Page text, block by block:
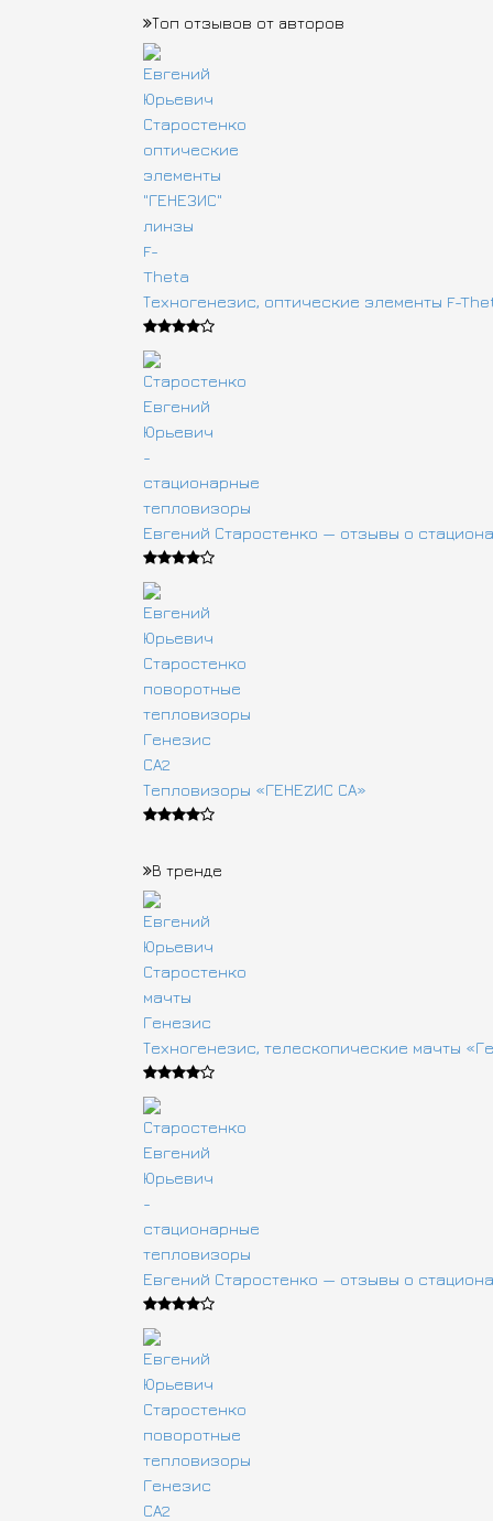
Топ отзывов от авторов
Техногенезис, оптические элементы F-
Евгений Старостенко — отзывы о
Тепловизоры «ГЕНЕZИС СА»
В тренде
Техногенезис, телескопические мачты
Евгений Старостенко — отзывы о